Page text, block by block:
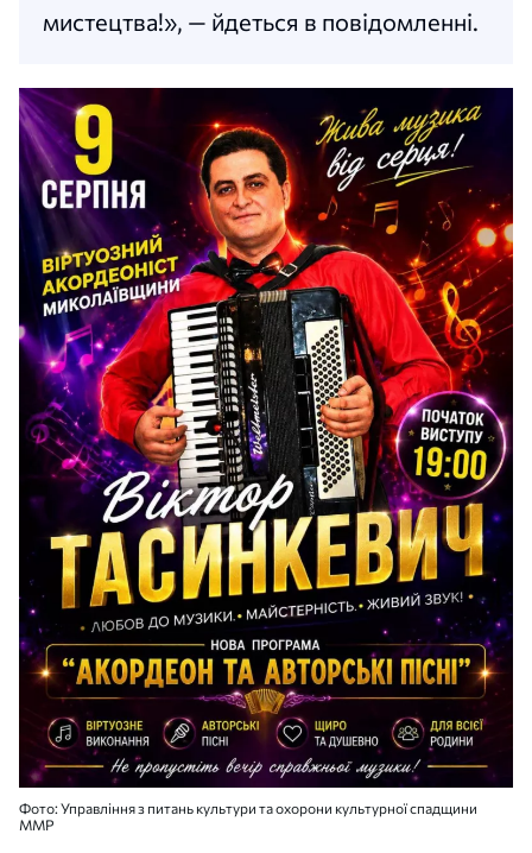
мистецтва!», — йдеться в повідомленні.
Фото: Управління з питань культури та охорони культурної спадщини
ММР